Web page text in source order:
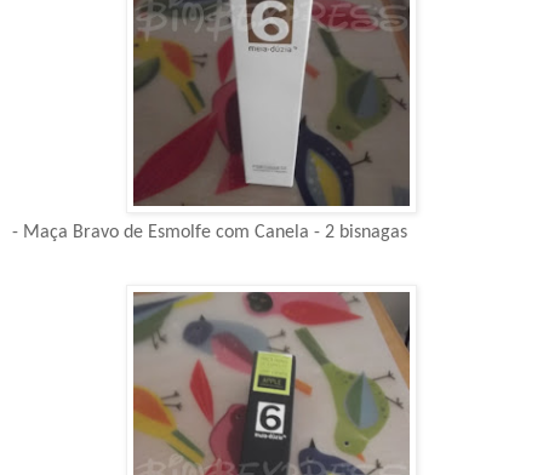
- Maça Bravo de Esmolfe com Canela - 2 bisnagas